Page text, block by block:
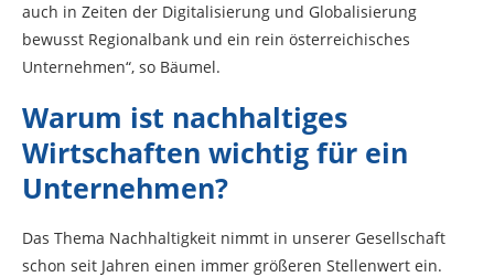
auch in Zeiten der Digitalisierung und Globalisierung
bewusst Regionalbank und ein rein österreichisches
Unternehmen“, so Bäumel.
Warum ist nachhaltiges
Wirtschaften wichtig für ein
Unternehmen?
Das Thema Nachhaltigkeit nimmt in unserer Gesellschaft
schon seit Jahren einen immer größeren Stellenwert ein.